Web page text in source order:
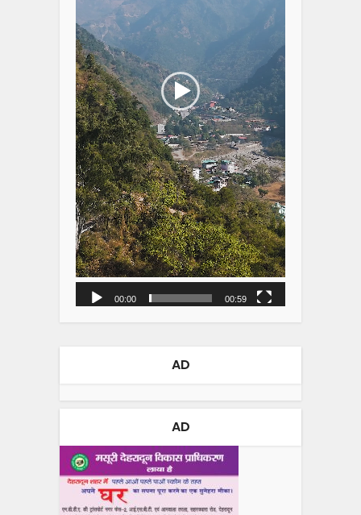
00:00 00:59
AD
AD